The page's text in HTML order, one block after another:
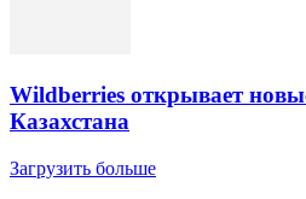
Wildberries открывает
Казахстана
Загрузить больше